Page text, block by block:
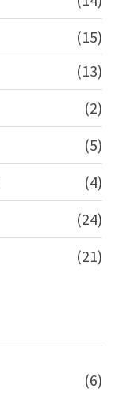
(15)
(13)
(2)
(5)
(4)
(24)
(21)
(6)